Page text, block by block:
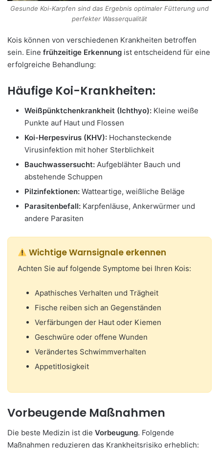
Gesunde Koi-Karpfen sind das Ergebnis optimaler Fütterung und
perfekter Wasserqualität
Kois können von verschiedenen Krankheiten betroffen
sein. Eine frühzeitige Erkennung ist entscheidend für eine
erfolgreiche Behandlung:
Häufige Koi-Krankheiten:
Weißpünktchenkrankheit (Ichthyo): Kleine weiße
Punkte auf Haut und Flossen
Koi-Herpesvirus (KHV): Hochansteckende
Virusinfektion mit hoher Sterblichkeit
Bauchwassersucht: Aufgeblähter Bauch und
abstehende Schuppen
Pilzinfektionen: Watteartige, weißliche Beläge
Parasitenbefall: Karpfenläuse, Ankerwürmer und
andere Parasiten
Wichtige Warnsignale erkennen
Achten Sie auf folgende Symptome bei Ihren Kois:
Apathisches Verhalten und Trägheit
Fische reiben sich an Gegenständen
Verfärbungen der Haut oder Kiemen
Geschwüre oder offene Wunden
Verändertes Schwimmverhalten
Appetitlosigkeit
Vorbeugende Maßnahmen
Die beste Medizin ist die Vorbeugung. Folgende
Maßnahmen reduzieren das Krankheitsrisiko erheblich: